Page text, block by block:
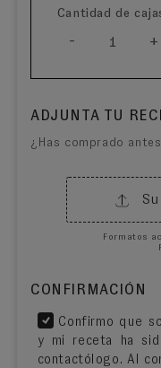
Cantidad de
- 1 +
ADJUNTA TU
¿Has comprado
Formatos
CONFIRMACIÓN
Confirmo que
y mi receta ha
contactólogo. Al